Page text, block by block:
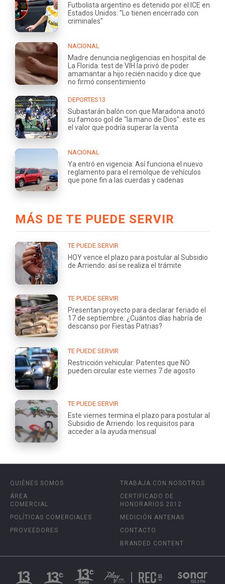
Futbolista argentino es detenido por el ICE en
Estados Unidos: "Lo tienen encerrado con
criminales"
NACIONAL
Madre denuncia negligencias en hospital de
La Florida: test de VIH la privó de poder
amamantar a hijo recién nacido y dice que
no firmó consentimiento
DEPORTES13
Subastarán balón con que Maradona anotó
su famoso gol de "la mano de Dios": este es
el valor que podría superar la venta
NACIONAL
Ya entró en vigencia: Así funciona el nuevo
reglamento para el remolque de vehículos
que pone fin a las cuerdas y cadenas
MÁS DE TE PUEDE SERVIR
TE PUEDE SERVIR
HOY vence el plazo para postular al Subsidio
de Arriendo: así se realiza el trámite
TE PUEDE SERVIR
Presentan proyecto para declarar feriado el
17 de septiembre: ¿Cuántos días habría de
descanso por Fiestas Patrias?
TE PUEDE SERVIR
Restricción vehicular: Patentes que NO
pueden circular este viernes 7 de agosto
TE PUEDE SERVIR
Este viernes termina el plazo para postular al
Subsidio de Arriendo: los requisitos para
acceder a la ayuda mensual
QUIÉNES SOMOS
ÁREA
COMERCIAL
POLÍTICAS COMERCIALES
PROVEEDORES
TRABAJA CON NOSOTROS
CERTIFICADO DE
HONORARIOS 2012
MEDICIÓN ANTENAS
CONTACTO
BRANDED CONTENT